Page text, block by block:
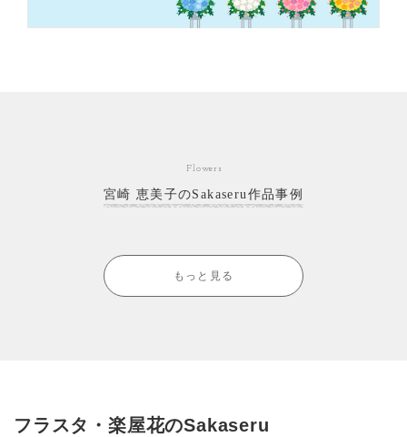
Flowers
宮崎 恵美子のSakaseru作品事例
もっと見る
フラスタ・楽屋花のSakaseru